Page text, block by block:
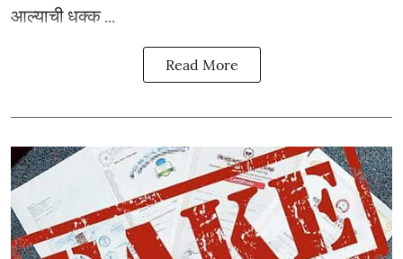
आल्याची धक्क ...
Read More